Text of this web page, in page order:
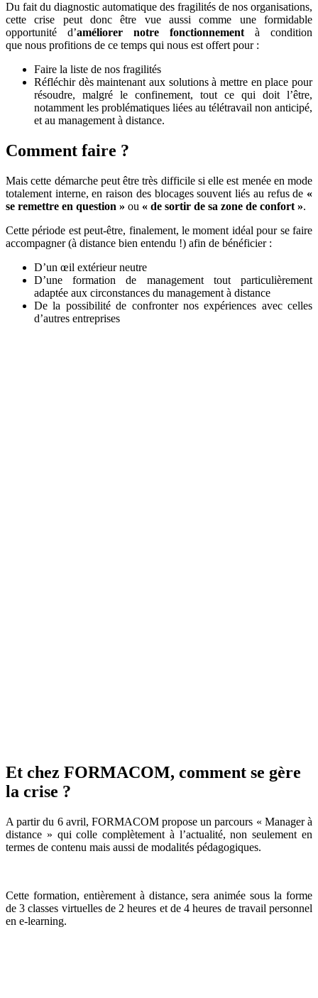
Du fait du diagnostic automatique des fragilités de nos organisations,
cette crise peut donc être vue aussi comme une formidable
opportunité d’améliorer notre fonctionnement à condition
que nous profitions de ce temps qui nous est offert pour :
Faire la liste de nos fragilités
Réfléchir dès maintenant aux solutions à mettre en place pour
résoudre, malgré le confinement, tout ce qui doit l’être,
notamment les problématiques liées au télétravail non anticipé,
et au management à distance.
Comment faire ?
Mais cette démarche peut être très difficile si elle est menée en mode
totalement interne, en raison des blocages souvent liés au refus de «
se remettre en question » ou « de sortir de sa zone de confort ».
Cette période est peut-être, finalement, le moment idéal pour se faire
accompagner (à distance bien entendu !) afin de bénéficier :
D’un œil extérieur neutre
D’une formation de management tout particulièrement
adaptée aux circonstances du management à distance
De la possibilité de confronter nos expériences avec celles
d’autres entreprises
Et chez FORMACOM, comment se gère
la crise ?
A partir du 6 avril, FORMACOM propose un parcours « Manager à
distance » qui colle complètement à l’actualité, non seulement en
termes de contenu mais aussi de modalités pédagogiques.
Cette formation, entièrement à distance, sera animée sous la forme
de 3 classes virtuelles de 2 heures et de 4 heures de travail personnel
en e-learning.